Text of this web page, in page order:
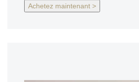
Achetez maintenant >